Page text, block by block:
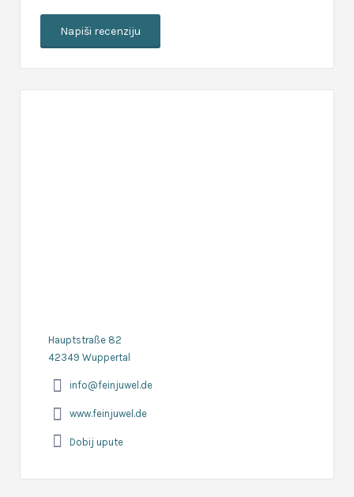
Hauptstraße 82
42349 Wuppertal
info@feinjuwel.de
www.feinjuwel.de
Dobij upute